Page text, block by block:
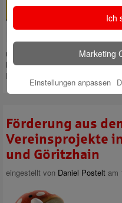
neue, spannende Strecke für
Mittelsachsen dürfen sich
Partnerregionen Starnberg, Calw
Förderung aus
Vereinsprojekte
und Göritzhain
eingestellt von Daniel Postelt am
Ich
Marketing
Einstellungen anpassen